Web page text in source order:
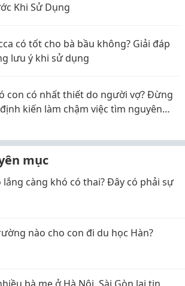
Khi Sử Dụng
có tốt cho bà bầu không? Giải đáp
lưu ý khi sử dụng
con có nhất thiết do người vợ? Đừng
kiến làm chậm việc tìm nguyên
mục
lắng càng khó có thai? Đây có phải sự
nào cho con đi du học Hàn?